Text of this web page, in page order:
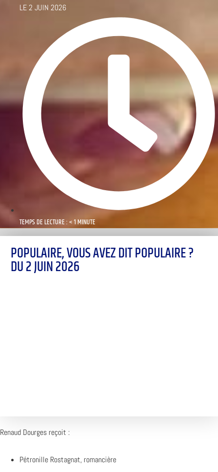
LE2 JUIN 2026
TEMPS DE LECTURE : < 1 MINUTE
POPULAIRE, VOUS AVEZ DIT POPULAIRE ?
DU 2 JUIN 2026
Renaud Dourges reçoit :
Pétronille Rostagnat, romancière